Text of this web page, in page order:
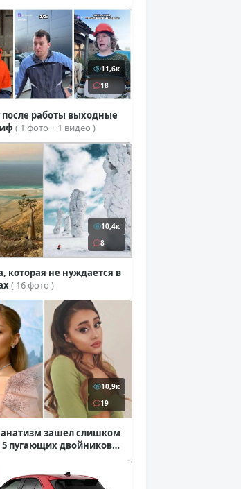
11,6к
18
работы выходные
( 1 фото + 1 видео )
10,4к
8
которая не нуждается в
( 16 фото )
10,9к
19
зашел слишком
5 пугающих двойников